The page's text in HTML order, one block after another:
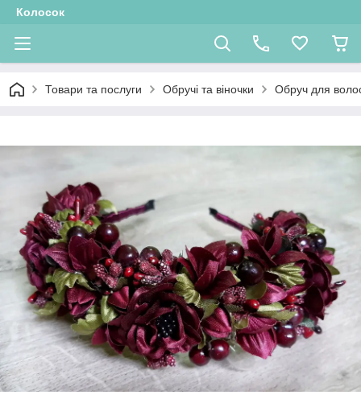
Колосок
Товари та послуги Обручі та віночки Обруч для